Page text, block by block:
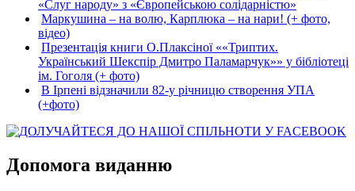
«Слуг народу» з «Європейською солідарністю»
Маркушина – на волю, Карплюка – на нари! (+ фото,
відео)
Презентація книги О.Плаксіної ««Триптих.
Український Шекспір Дмитро Паламарчук»» у бібліотеці
ім. Гоголя (+ фото)
В Ірпені відзначили 82-у річницю створення УПА
(+фото)
Допомога виданню